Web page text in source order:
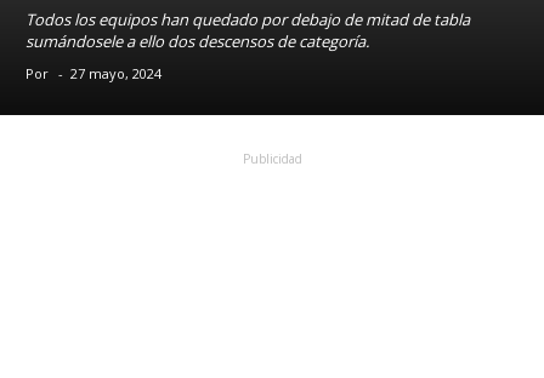
Todos los equipos han quedado por debajo de mitad de tabla
sumándosele a ello dos descensos de categoría.
Por - 27 mayo, 2024
Publicidad